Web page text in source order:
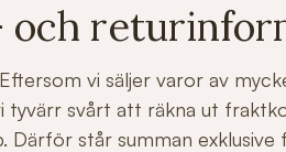
och
vi säljer varor av
tyvärr svårt att räkna ut
Därför står summan exklusive